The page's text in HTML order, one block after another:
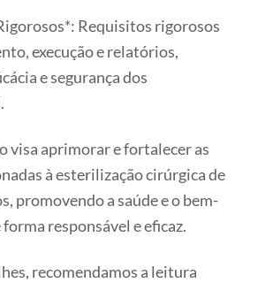
Requisitos rigorosos
execução e relatórios,
e segurança dos
visa aprimorar e fortalecer as
à esterilização cirúrgica de
promovendo a saúde e o bem-
responsável e eficaz.
recomendamos a leitura